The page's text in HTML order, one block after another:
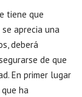
tiene que
aprecia una
deberá
de que
En primer lugar
ha